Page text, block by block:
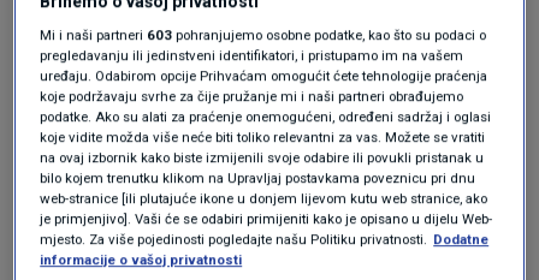
Oglas
Mi i naši partneri 603 pohranjujemo osobne podatke, kao što su podaci o
pregledavanju ili jedinstveni identifikatori, i pristupamo im na vašem
uređaju. Odabirom opcije Prihvaćam omogućit ćete tehnologije praćenja
koje podržavaju svrhe za čije pružanje mi i naši partneri obrađujemo
podatke. Ako su alati za praćenje onemogućeni, određeni sadržaj i oglasi
koje vidite možda više neće biti toliko relevantni za vas. Možete se vratiti
na ovaj izbornik kako biste izmijenili svoje odabire ili povukli pristanak u
bilo kojem trenutku klikom na Upravljaj postavkama poveznicu pri dnu
web-stranice [ili plutajuće ikone u donjem lijevom kutu web stranice, ako
je primjenjivo]. Vaši će se odabiri primijeniti kako je opisano u dijelu Web-
mjesto. Za više pojedinosti pogledajte našu Politiku privatnosti. Dodatne
informacije o vašoj privatnosti